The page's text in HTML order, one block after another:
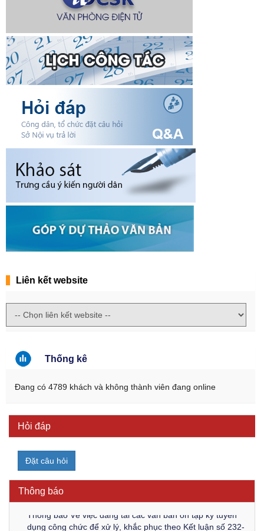
Liên kết website
Thống kê
Đang có 4789 khách và không thành viên đang online
Hỏi đáp
Đặt câu hỏi
Thông báo
Kế hoạch Kiểm tra, sát hạch để tiếp nhận vào làm công
chức tỉnh Đắk Lắk năm 2026
Thông báo Về việc triệu tập thí sinh tham gia thi tuyển
công chức để xử lý, khắc phục theo Kết luận số 232-
KL/TW ngày 08/01/2026 của Ban Bí thư
Thông báo Về việc đăng tải các văn bản ôn tập kỳ tuyển
dụng công chức để xử lý, khắc phục theo Kết luận số 232-